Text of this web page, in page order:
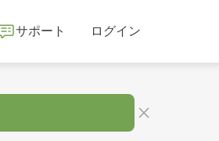
サポート ログイン